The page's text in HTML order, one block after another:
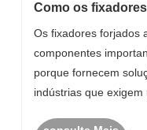
Como os
fabricação?
Os fixadores forjados
componentes
porque fornecem
indústrias que